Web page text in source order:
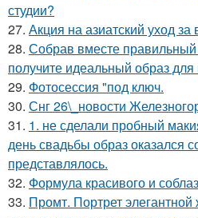
студии?
27. Акция на азиатский уход за
28. Собрав вместе
получите идеальный образ
29. Фотосессия "под ключ.
30. Снг 26\_новости
31. 1. не сделали пробный
день свадьбы образ оказался
представлялось.
32. Формула красивого и
33. Промт. Портрет